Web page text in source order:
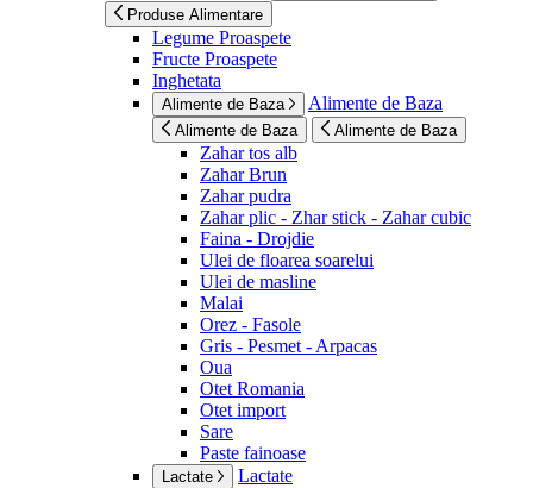
Produse Alimentare
Legume Proaspete
Fructe Proaspete
Inghetata
Alimente de Baza Alimente de Baza
Alimente de Baza Alimente de Baza
Zahar tos alb
Zahar Brun
Zahar pudra
Zahar plic - Zhar stick - Zahar cubic
Faina - Drojdie
Ulei de floarea soarelui
Ulei de masline
Malai
Orez - Fasole
Gris - Pesmet - Arpacas
Oua
Otet Romania
Otet import
Sare
Paste fainoase
Lactate Lactate